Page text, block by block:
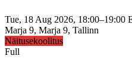
Tue, 18 Aug 2026, 18:00–19:00
Marja 9, Marja 9, Tallinn
Näitusekoolitus
Full